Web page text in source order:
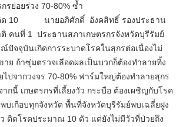
รย่อยร่วง 70-80% ซ้ำ
ติด 10 นายอภิศักดิ์ อังคสิทธิ์ รองประธาน
คนที่ 1 ประธานสภาเกษตรกรจังหวัดบุรีรัมย์
ณ์ปัจจุบันเกิดการระบาดโรคในสุกรต่อเนื่องไม่
าย ถ้าซุ่มตรวจเลือดผลเป็นบวกก็ต้องทำลายทิ้ง
ไปจากวงจร 70-80% ฟาร์มใหญ่ต้องทำลายสุกร
กนี้ เกษตรกรที่เลี้ยงวัว กระบือ ต้องเผชิญกับโรค
เกือบทุกจังหวัด พื้นที่จังหวัดบุรีรัมย์พบเฉลี่ยฝูง
ติดโรคประมาณ 10 ตัว แต่ยังไม่มีวัวที่ป่วยถึง